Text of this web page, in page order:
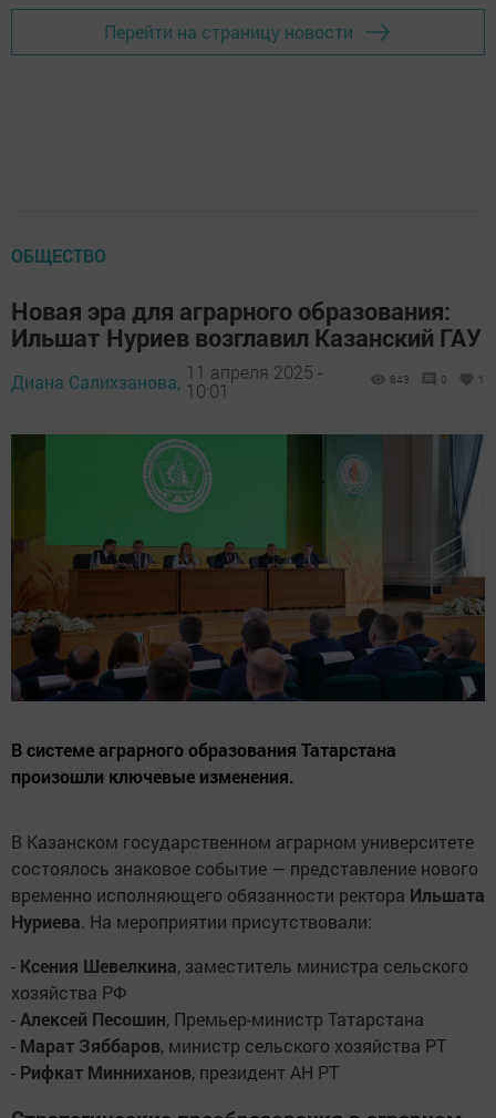
Перейти на страницу новости
ОБЩЕСТВО
Новая эра для аграрного образования:
Ильшат Нуриев возглавил Казанский ГАУ
Диана Салихзанова, 11 апреля 2025 -
10:01
843 0 1
В системе аграрного образования Татарстана
произошли ключевые изменения.
В Казанском государственном аграрном университете
состоялось знаковое событие — представление нового
временно исполняющего обязанности ректора Ильшата
Нуриева. На мероприятии присутствовали:
- Ксения Шевелкина, заместитель министра сельского
хозяйства РФ
-Алексей Песошин, Премьер-министр Татарстана
- Марат Зяббаров, министр сельского хозяйства РТ
- Рифкат Минниханов, президент АН РТ